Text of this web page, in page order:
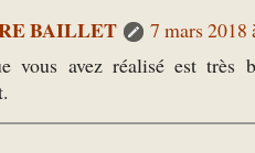
BAILLET
7 mars 2018
vous avez réalisé est très